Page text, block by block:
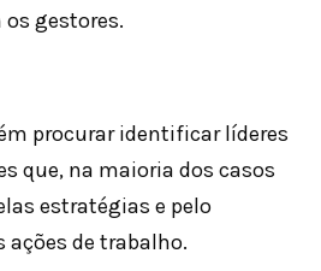
gestores.
procurar identificar líderes
que, na maioria dos casos
estratégias e pelo
de trabalho.